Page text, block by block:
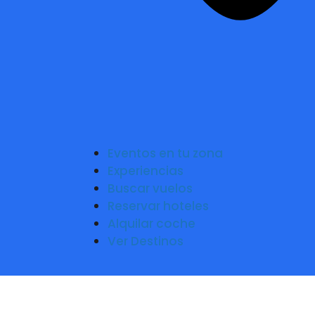
Eventos en tu zona
Experiencias
Buscar vuelos
Reservar hoteles
Alquilar coche
Ver Destinos